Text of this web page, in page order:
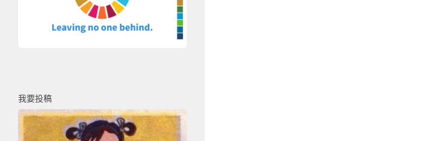
我要投稿